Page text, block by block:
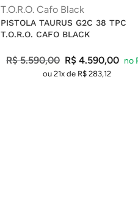
PISTOLA TAURUS G2C 38 TPC
T.O.R.O. CAFO BLACK
R$5.590,00 R$ 4.590,00
ou 21x de R$283,12